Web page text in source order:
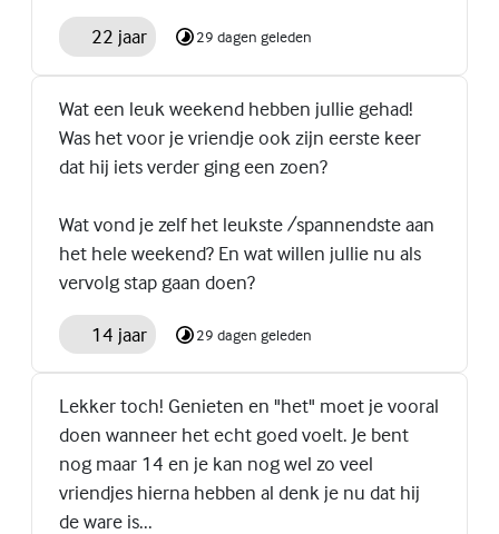
22 jaar 29 dagen geleden
Wat een leuk weekend hebben jullie gehad!
Was het voor je vriendje ook zijn eerste keer
dat hij iets verder ging een zoen?
Wat vond je zelf het leukste /spannendste aan
het hele weekend? En wat willen jullie nu als
vervolg stap gaan doen?
14 jaar 29 dagen geleden
Lekker toch! Genieten en "het" moet je vooral
doen wanneer het echt goed voelt. Je bent
nog maar 14 en je kan nog wel zo veel
vriendjes hierna hebben al denk je nu dat hij
de ware is...